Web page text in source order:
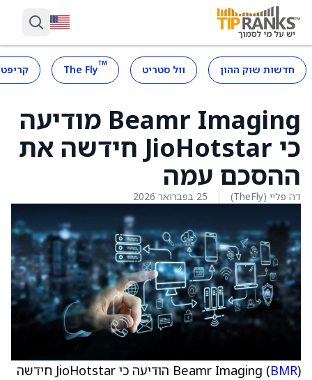
חדשות שוק ההון וול סטריט ™
The Fly
Beamr Imaging מודיעה
כי JioHotstar חידשה את
ההסכם עמה
דה פליי (TheFly) 25 בפברואר 2026
Beamr Imaging (BMR
) הודיעה כי JioHotstar חידשה